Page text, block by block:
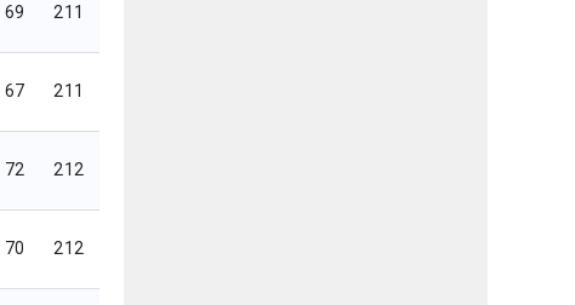
69 211
67 211
72 212
70 212